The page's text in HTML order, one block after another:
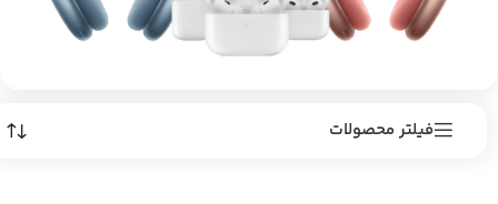
فیلتر محصولات